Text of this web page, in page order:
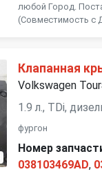
любой Город.
(Совместимость с
Клапанная
Volkswagen
1.9 л., TDi,
фургон
Номер
038103469AD,